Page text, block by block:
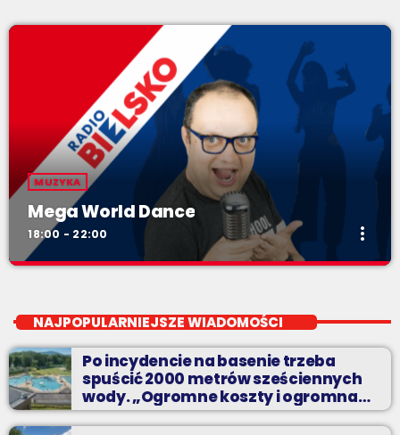
MUZYKA
Mega World Dance
18:00 - 22:00 more_vert
Ponadczasowa lista tanecznych hitów z kręgu muzyki euro
dance. Największe z największych - hity wszech czasów w
Twoim ulubionym radiu.
NAJPOPULARNIEJSZE WIADOMOŚCI
Po incydencie na basenie trzeba
spuścić 2000 metrów sześciennych
wody. „Ogromne koszty i ogromna
praca”